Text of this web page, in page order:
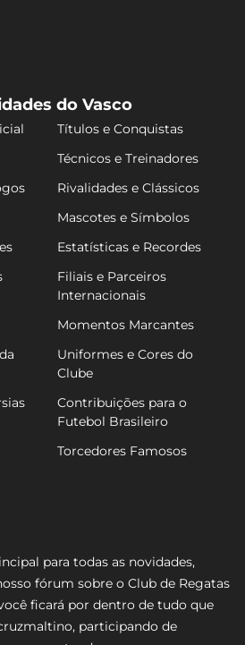
do Vasco
Títulos e Conquistas
Técnicos e Treinadores
Rivalidades e Clássicos
Mascotes e Símbolos
Estatísticas e Recordes
Filiais e Parceiros
Internacionais
Momentos Marcantes
Uniformes e Cores do
Clube
Contribuições para o
Futebol Brasileiro
Torcedores Famosos
para todas as novidades,
fórum sobre o Club de Regatas
ficará por dentro de tudo que
participando de